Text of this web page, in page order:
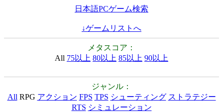
日本語PCゲーム検索
↓ゲームリストへ
メタスコア：
All 75以上 80以上 85以上 90以上
ジャンル：
All RPG アクション FPS TPS シューティング ストラテジー
RTS シミュレーション